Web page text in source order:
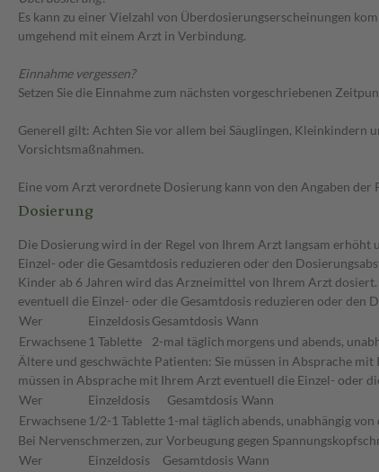
Es kann zu einer Vielzahl von Überdosierungserscheinungen
umgehend mit einem Arzt in Verbindung.
Einnahme vergessen?
Setzen Sie die Einnahme zum nächsten vorgeschriebenen
Generell gilt: Achten Sie vor allem bei Säuglingen, Kleinkindern
Vorsichtsmaßnahmen.
Eine vom Arzt verordnete Dosierung kann von den Angaben
Dosierung
Die Dosierung wird in der Regel von Ihrem Arzt langsam erhöht
Einzel- oder die Gesamtdosis reduzieren oder den
Kinder ab 6 Jahren wird das Arzneimittel von Ihrem Arzt
eventuell die Einzel- oder die Gesamtdosis reduzieren oder den
Wer
Einzeldosis Gesamtdosis Wann
Erwachsene 1 Tablette 2-mal täglich morgens und abends,
Ältere und geschwächte Patienten: Sie müssen in Absprache
müssen in Absprache mit Ihrem Arzt eventuell die Einzel- oder
Wer
Einzeldosis Gesamtdosis Wann
Erwachsene 1/2-1 Tablette 1-mal täglich abends, unabhängig
Bei Nervenschmerzen, zur Vorbeugung gegen
Wer
Einzeldosis Gesamtdosis Wann